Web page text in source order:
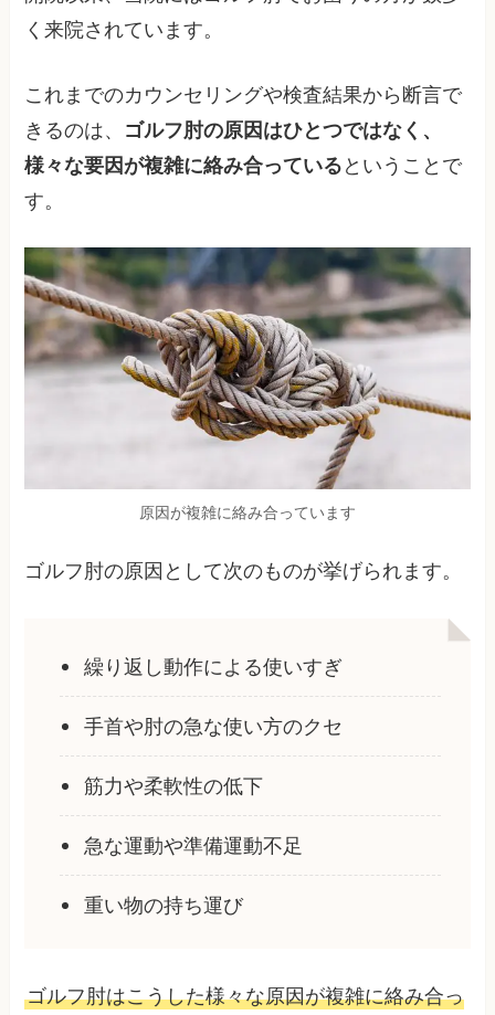
く来院されています。
これまでのカウンセリングや検査結果から断言で
きるのは、 ゴルフ肘の原因はひとつではなく、
様々な要因が複雑に絡み合っている ということで
す。
原因が複雑に絡み合っています
ゴルフ肘の原因として次のものが挙げられます。
繰り返し動作による使いすぎ
手首や肘の急な使い方のクセ
筋力や柔軟性の低下
急な運動や準備運動不足
重い物の持ち運び
ゴルフ肘はこうした様々な原因が複雑に絡み合っ